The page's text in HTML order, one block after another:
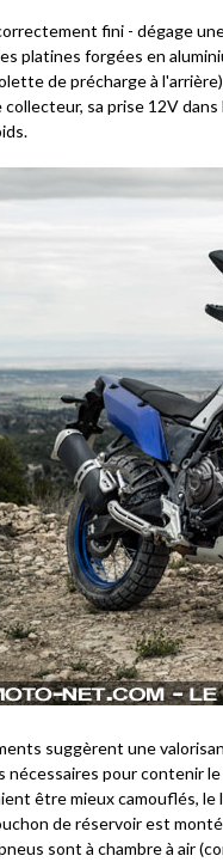
fini - dégage
platines forgées en
de précharge à
sa prise 12V
suggèrent une
nécessaires pour contenir
être mieux camouflés, le
de réservoir est
sont à chambre à air